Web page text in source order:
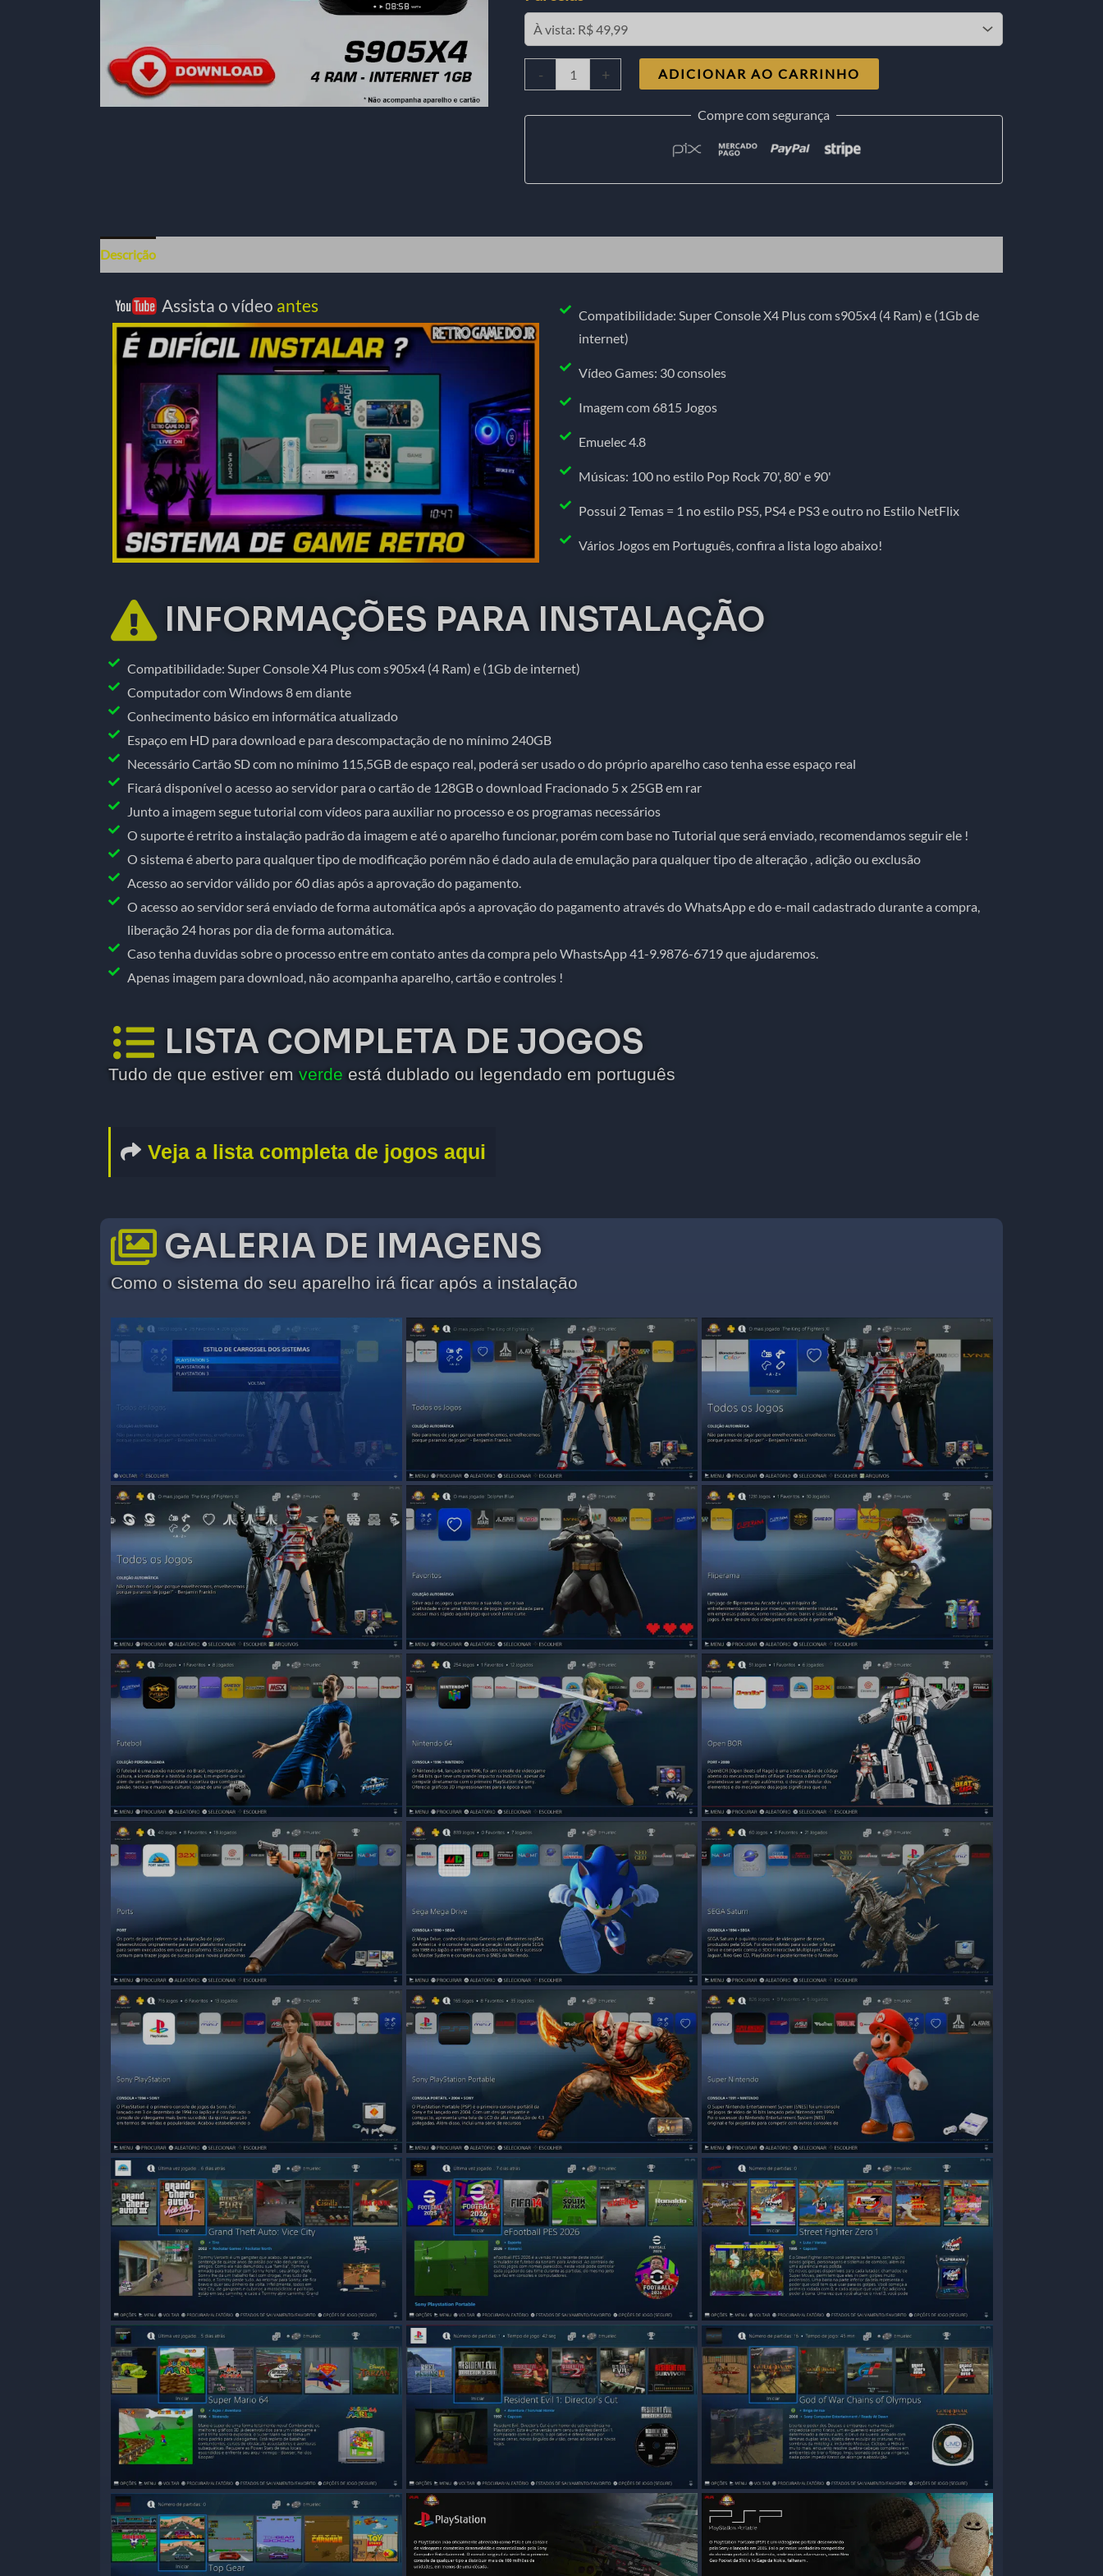
- + ADICIONAR AO CARRINHO
Compre com segurança
Descrição
Assista o vídeo antes
Compatibilidade: Super Console X4 Plus com s905x4 (4 Ram) e (1Gb de
internet)
Vídeo Games: 30 consoles
Imagem com 6815 Jogos
Emuelec 4.8
Músicas: 100 no estilo Pop Rock 70', 80' e 90'
Possui 2 Temas = 1 no estilo PS5, PS4 e PS3 e outro no Estilo NetFlix
Vários Jogos em Português, confira a lista logo abaixo!
INFORMAÇÕES PARA INSTALAÇÃO
Compatibilidade: Super Console X4 Plus com s905x4 (4 Ram) e (1Gb de internet)
Computador com Windows 8 em diante
Conhecimento básico em informática atualizado
Espaço em HD para download e para descompactação de no mínimo 240GB
Necessário Cartão SD com no mínimo 115,5GB de espaço real, poderá ser usado o do próprio aparelho caso tenha esse espaço real
Ficará disponível o acesso ao servidor para o cartão de 128GB o download Fracionado 5 x 25GB em rar
Junto a imagem segue tutorial com vídeos para auxiliar no processo e os programas necessários
O suporte é retrito a instalação padrão da imagem e até o aparelho funcionar, porém com base no Tutorial que será enviado, recomendamos seguir ele !
O sistema é aberto para qualquer tipo de modificação porém não é dado aula de emulação para qualquer tipo de alteração , adição ou exclusão
Acesso ao servidor válido por 60 dias após a aprovação do pagamento.
O acesso ao servidor será enviado de forma automática após a aprovação do pagamento através do WhatsApp e do e-mail cadastrado durante a compra,
liberação 24 horas por dia de forma automática.
Caso tenha duvidas sobre o processo entre em contato antes da compra pelo WhastsApp 41-9.9876-6719 que ajudaremos.
Apenas imagem para download, não acompanha aparelho, cartão e controles !
LISTA COMPLETA DE JOGOS
Tudo de que estiver em verde está dublado ou legendado em português
Veja a lista completa de jogos aqui
GALERIA DE IMAGENS
Como o sistema do seu aparelho irá ficar após a instalação